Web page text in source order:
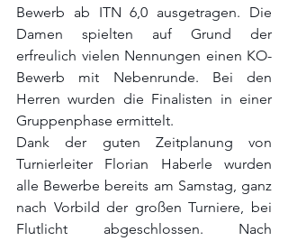
Bewerb ab ITN 6,0 ausgetragen. Die
Damen spielten auf Grund der
erfreulich vielen Nennungen einen KO-
Bewerb mit Nebenrunde. Bei den
Herren wurden die Finalisten in einer
Gruppenphase ermittelt.
Dank der guten Zeitplanung von
Turnierleiter Florian Haberle wurden
alle Bewerbe bereits am Samstag, ganz
nach Vorbild der großen Turniere, bei
Flutlicht abgeschlossen. Nach